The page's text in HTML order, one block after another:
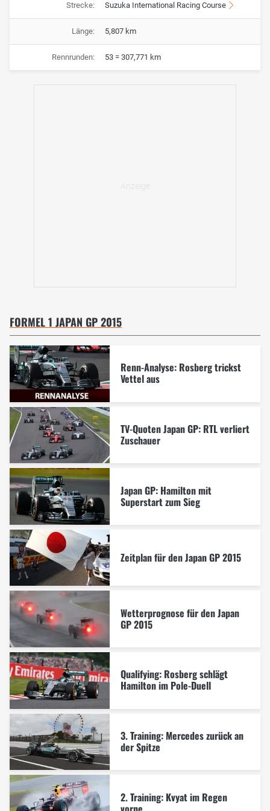
Strecke: Suzuka International Racing Course
Länge: 5,807 km
Rennrunden: 53 = 307,771 km
FORMEL 1 JAPAN GP 2015
Renn-Analyse: Rosberg trickst
Vettel aus
TV-Quoten Japan GP: RTL verliert
Zuschauer
Japan GP: Hamilton mit
Superstart zum Sieg
Zeitplan für den Japan GP 2015
Wetterprognose für den Japan
GP 2015
Qualifying: Rosberg schlägt
Hamilton im Pole-Duell
3. Training: Mercedes zurück an
der Spitze
2. Training: Kvyat im Regen